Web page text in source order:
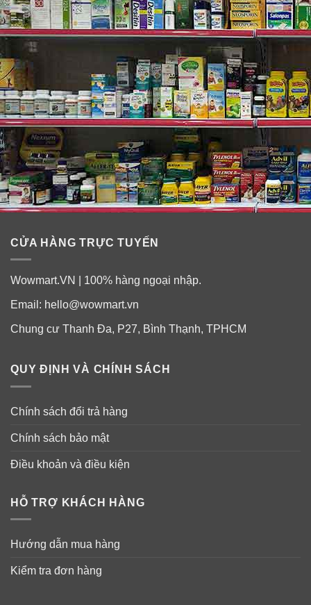
✓Thúc đẩy sự lưu thông vi mạch và trao đổi chất trong
các tế bào nang tóc, củng cố chất tóc.
✓Cải thiện chất lượng, số lượng tóc, tăng độ dày, cung
cấp dưỡng chất giúp bạn sở hữu mái tóc dày dặn, suôn
mượt, óng ả.
CỬA HÀNG TRỰC TUYẾN
Wowmart.VN | 100% hàng ngoại nhập.
Email: hello@wowmart.vn
Chung cư Thanh Đa, P27, Bình Thạnh, TPHCM
QUY ĐỊNH VÀ CHÍNH SÁCH
Chính sách đổi trả hàng
Chính sách bảo mật
Điều khoản và điều kiện
HỖ TRỢ KHÁCH HÀNG
Hướng dẫn mua hàng
Kiểm tra đơn hàng